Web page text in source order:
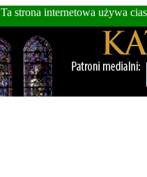
Ta strona internetowa używa